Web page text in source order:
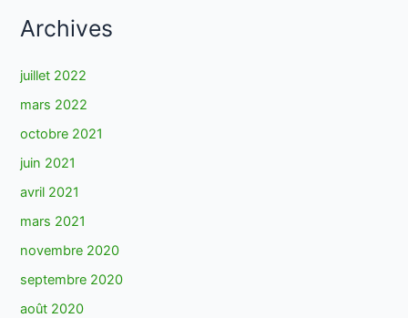
Archives
juillet 2022
mars 2022
octobre 2021
juin 2021
avril 2021
mars 2021
novembre 2020
septembre 2020
août 2020